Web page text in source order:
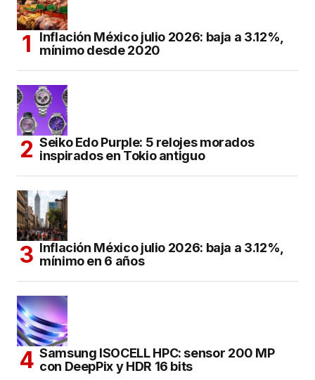
Inflación México julio 2026: baja a 3.12%,
mínimo desde 2020
Seiko Edo Purple: 5 relojes morados
inspirados en Tokio antiguo
Inflación México julio 2026: baja a 3.12%,
mínimo en 6 años
Samsung ISOCELL HPC: sensor 200 MP
con DeepPix y HDR 16 bits